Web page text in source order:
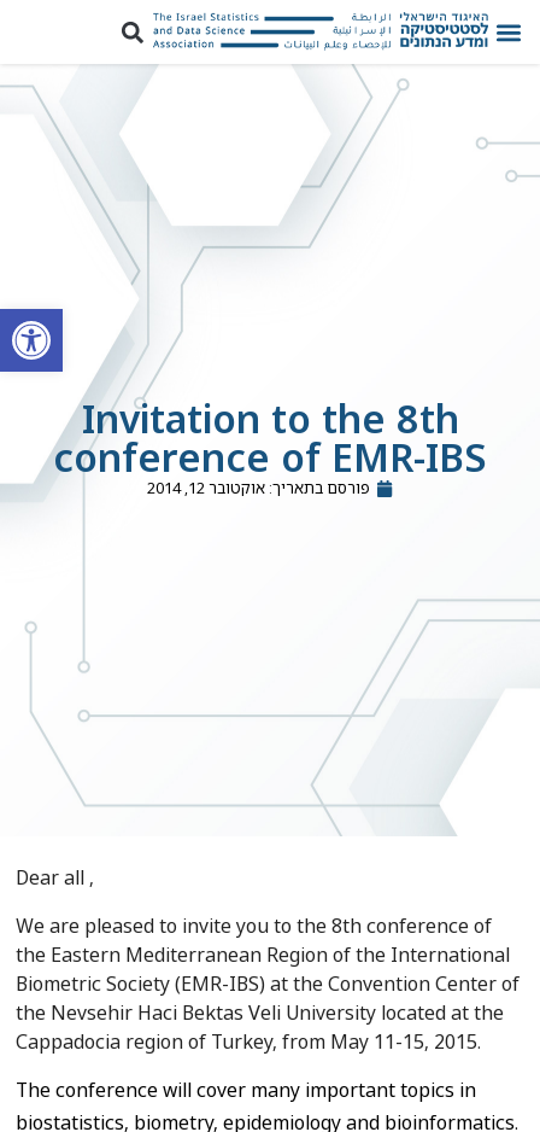
פתח
Invitation to the 8th
conference of EMR-IBS
פורסם בתאריך: אוקטובר 12, 2014
Dear all ,
We are pleased to invite you to the 8th conference of
the Eastern Mediterranean Region of the International
Biometric Society (EMR-IBS) at the Convention Center of
the Nevsehir Haci Bektas Veli University located at the
Cappadocia region of Turkey, from May 11-15, 2015.
The conference will cover many important topics in
biostatistics, biometry, epidemiology and bioinformatics.